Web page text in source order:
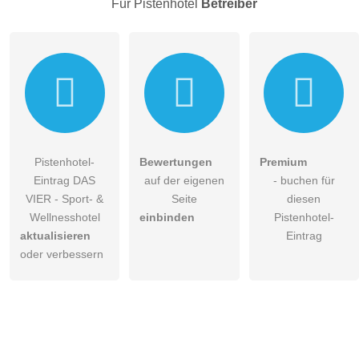
Für Pistenhotel Betreiber
Pistenhotel-
Eintrag DAS
VIER - Sport- &
Wellnesshotel
aktualisieren
oder verbessern
Bewertungen
auf der eigenen
Seite
einbinden
Premium
- buchen für
diesen
Pistenhotel-
Eintrag